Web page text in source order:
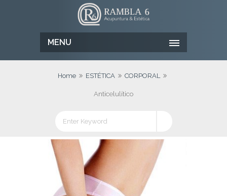
MENU
Home ESTÉTICA CORPORAL
Anticelulítico